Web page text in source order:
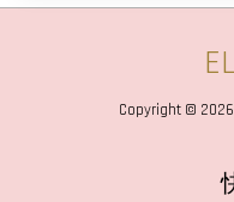
Copyright © 2026